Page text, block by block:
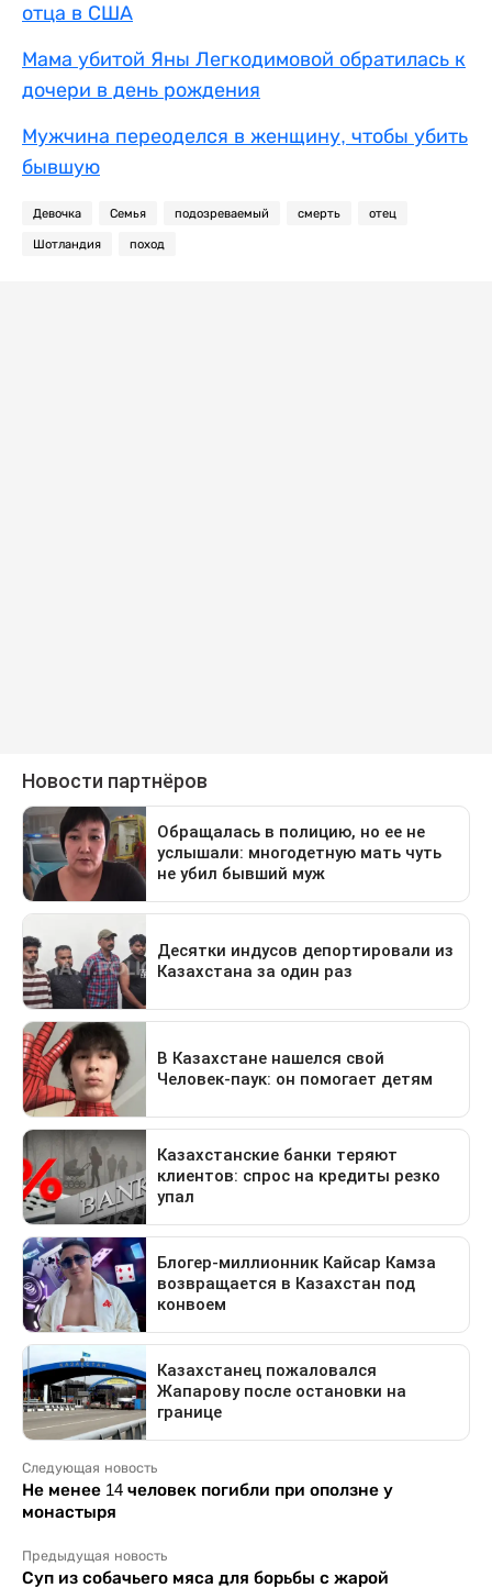
отца в США
Мама убитой Яны Легкодимовой обратилась к
дочери в день рождения
Мужчина переоделся в женщину, чтобы убить
бывшую
Девочка Семья подозреваемый смерть отец
Шотландия поход
Следующая новость
Не менее 14 человек погибли при оползне у
монастыря
Предыдущая новость
Суп из собачьего мяса для борьбы с жарой